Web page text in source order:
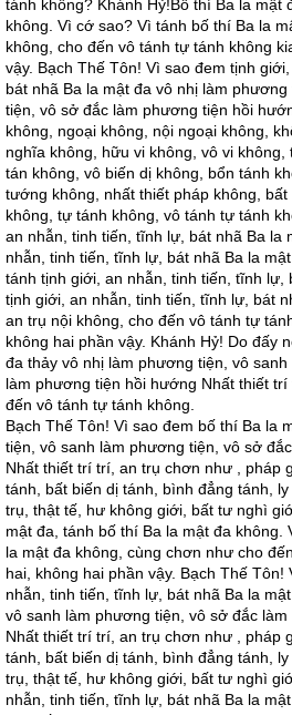
tánh không? Khánh Hỷ!Bố thí Ba la mật
không. Vì cớ sao? Vì tánh bố thí Ba la
không, cho đến vô tánh tự tánh không
vậy. Bạch Thế Tôn! Vì sao đem tịnh
bát nhã Ba la mật đa vô nhị làm
tiện, vô sở đắc làm phương tiện hồi
không, ngoại không, nội ngoại không,
nghĩa không, hữu vi không, vô vi không,
tán không, vô biến dị không, bổn tánh
tướng không, nhất thiết pháp không,
không, tự tánh không, vô tánh tự tánh
an nhẫn, tinh tiến, tĩnh lự, bát nhã Ba la
nhẫn, tinh tiến, tĩnh lự, bát nhã Ba la
tánh tịnh giới, an nhẫn, tinh tiến, tĩnh lự,
tịnh giới, an nhẫn, tinh tiến, tĩnh lự, bát
an trụ nội không, cho đến vô tánh tự
không hai phần vậy. Khánh Hỷ! Do đấy
đa thảy vô nhị làm phương tiện, vô
làm phương tiện hồi hướng Nhất thiết
đến vô tánh tự tánh không.
Bạch Thế Tôn! Vì sao đem bố thí Ba la
tiện, vô sanh làm phương tiện, vô sở
Nhất thiết trí trí, an trụ chơn như , pháp
tánh, bất biến dị tánh, bình đẳng tánh,
trụ, thật tế, hư không giới, bất tư nghì
mật đa, tánh bố thí Ba la mật đa không.
la mật đa không, cùng chơn như cho
hai, không hai phần vậy. Bạch Thế Tôn!
nhẫn, tinh tiến, tĩnh lự, bát nhã Ba la
vô sanh làm phương tiện, vô sở đắc
Nhất thiết trí trí, an trụ chơn như , pháp
tánh, bất biến dị tánh, bình đẳng tánh,
trụ, thật tế, hư không giới, bất tư nghì
nhẫn, tinh tiến, tĩnh lự, bát nhã Ba la